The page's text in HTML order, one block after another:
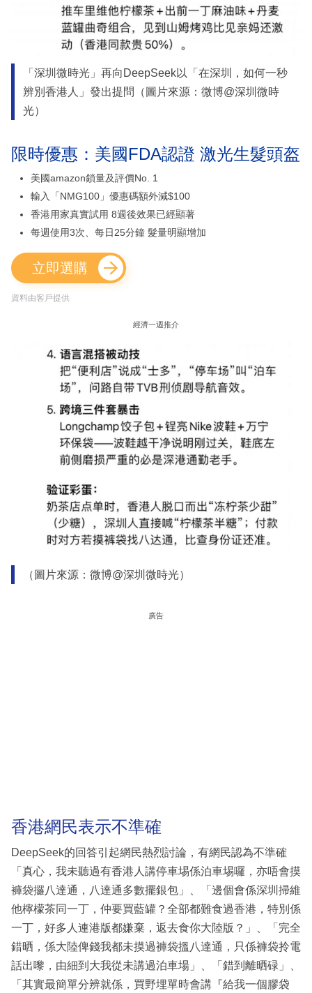
「深圳微時光」再向DeepSeek以「在深圳，如何一秒
辨別香港人」發出提問（圖片來源：微博@深圳微時
光）
限時優惠：美國FDA認證 激光生髮頭盔
美國amazon鎖量及評價No. 1
輸入「NMG100」優惠碼額外減$100
香港用家真實試用 8週後效果已經顯著
每週使用3次、每日25分鐘 髮量明顯增加
立即選購
資料由客戶提供
經濟一週推介
（圖片來源：微博@深圳微時光）
廣告
香港網民表示不準確
DeepSeek的回答引起網民熱烈討論，有網民認為不準確
「真心，我未聽過有香港人講停車埸係泊車埸囉，亦唔會摸
褲袋攞八達通，八達通多數擺銀包」、「邊個會係深圳掃維
他檸檬茶同一丁，仲要買藍罐？全部都難食過香港，特別係
一丁，好多人連港版都嫌棄，返去食你大陸版？」、「完全
錯晒，係大陸俾錢我都未摸過褲袋搵八達通，只係褲袋拎電
話出嚟，由細到大我從未講過泊車場」、「錯到離晒碌」、
「其實最簡單分辨就係，買野埋單時會講『給我一個膠袋